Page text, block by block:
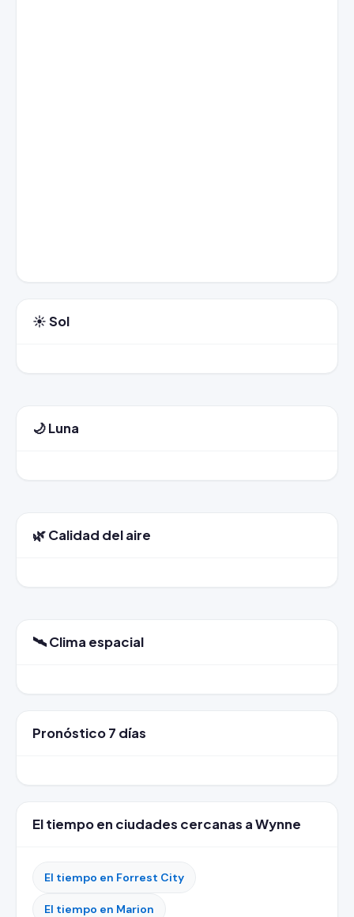
☀️ Sol
🌙 Luna
🌿 Calidad del aire
🛰️ Clima espacial
Pronóstico 7 días
El tiempo en ciudades cercanas a Wynne
El tiempo en Forrest City
El tiempo en Marion